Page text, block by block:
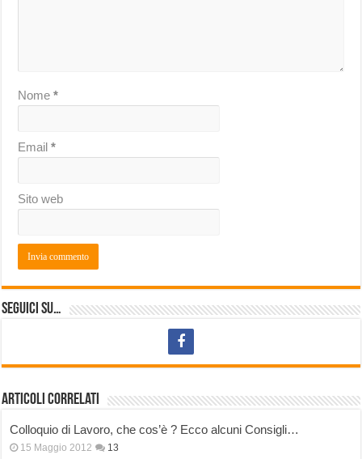
Nome*
Email*
Sito web
Seguici su…
Articoli correlati
Colloquio di Lavoro, che cos’è ? Ecco alcuni Consigli…
15 Maggio 2012 13